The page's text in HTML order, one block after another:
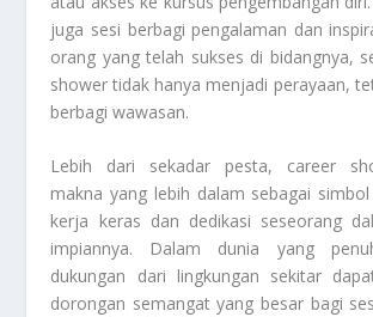
juga sesi berbagi pengalaman dan
orang yang telah sukses di bidangnya,
shower tidak hanya menjadi perayaan,
berbagi wawasan.
Lebih dari sekadar pesta, career
makna yang lebih dalam sebagai
kerja keras dan dedikasi seseorang
impiannya. Dalam dunia yang
dukungan dari lingkungan sekitar
dorongan semangat yang besar bagi